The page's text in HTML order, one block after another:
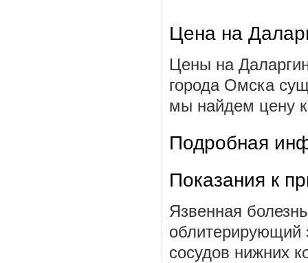
Цена на
Цены на
города Омска
мы найдем цену
Подробная
Показания к
Язвенная
облитерирующий
сосудов нижних